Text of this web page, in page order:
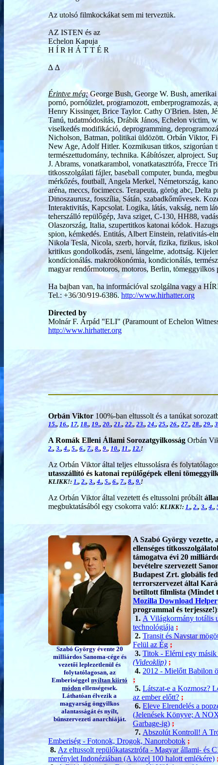
Az utolsó filmkockákat sem mi terveztük.
AZ ISTEN és az
Echelon Kapuja
H Í R H Á T T É R
∆ ∆
Érintve még:George Bush, George W. Bush,
pornó, pornóüzlet, programozott, emberprogramozás,
Henry Kissinger, Brice Taylor. Cathy O'Brien. Isten,
Tanú, tudatmódosítás, Drábik János, Echelon victim,
viselkedés modifikáció, deprogramming,
Nicholson, Batman, politikai üldözött. Orbán Viktor,
New Age, Adolf Hitler. Kozmikusan titkos, szigorúan
természettudomány, technika. Kábítószer, alproject.
J. Abrams, vonatkarambol, vonatkatasztrófa, Frecce
titkosszolgálati fájler, baseball computer, bunda,
mérkőzés, foutball, Angela Merkel, Németország,
aréna, meccs, focimeccs. Terapeuta, görög abc, Delta
Dinoszaurusz, fosszília, Sátán, szabadkőművesek.
Interaktivitás, Kapcsolat. Logika, látás, vakság, nem
teherszálló repülőgép, Java sziget, C-130, HH88,
Olaszország, Italia, szupertitkos katonai kódok.
spion, kémkedés. Entitás, Albert Einstein, relativitás-
Nikola Tesla, Nicola, szerb, horvát, fizika, fizikus,
kritikus gondolkodás, zseni, lángelme, adottság.
kondícionálás. makroökonómia, kondicionálás,
magyar rendőrmotoros, motoros, Berlin, tömeggyilkos
Ha bajban van, ha információval szolgálna vagy a
Tel.: +36/30/919-6386. http://www.hirhatter.org
Directed by
Molnár F. Árpád "ELI" (Paramount of Echelon
http://www.hirhatter.org
Orbán Viktor 100%-ban eltussolt és a tanúkat
15., 16., 17, 18., 19., 20., 21., 22., 23., 24.,25., 26., 27., 28.,29.,
A Romák Elleni Állami Sorozatgyilkosság Orbán
2., 3., 4., 5., 6., 7.,8.,9.,10.,11., 12.!
Az Orbán Viktor által teljes eltussolásra és
utasszállító és katonai repülőgépek elleni
KLIKK!: 1., 2., 3.,4., 5., 6., 7., 8., 9.!
Az Orbán Viktor által vezetett és eltussolni próbált
megbuktatásából egy csokorra való: KLIKK!: 1., 2., 3., 4.,
Szabó György évente 20
milliárdos Sanoma-cége és
vezetői leplezetlenül és
folytatólagosan, az
Emberiséggel nyíltan kiirtó
módon ellenségesek.
Láthatóan élvezik a
magyarság öngyilkos
alantasságát és nyílt,
bűnszervezeti anarchiáját.
A Szabó György vezette,
ellenséges
támogatva évi 20
bevételre szervezett
Budapest Zrt. globális
terrorszervezet által
betiltott filmlista (Mindet
Mozilla Download Helper
programmal és
1. A Világkormány totális
technológiája ;
2. Transit és Navstar
Felül az Ég ;
3. Titok - Elérni egy
(Videoklip) ;
4. 2012 - Mielőtt Babilon
;
5. Látszat-e a Kozmosz?
az ember előtt? ;
6. Eleve Elrendelés a
(Jelenések Könyve; A
Garbage-ig) ;
7. Abszolút Kontroll! A
Emberiség - Fotonok, Drogok, Nanorobotok ;
8. Az eltussolt repülőkatasztrófa - Magyar állami- és
merénylet Indonéziában (A közel 100 halott emlékére)